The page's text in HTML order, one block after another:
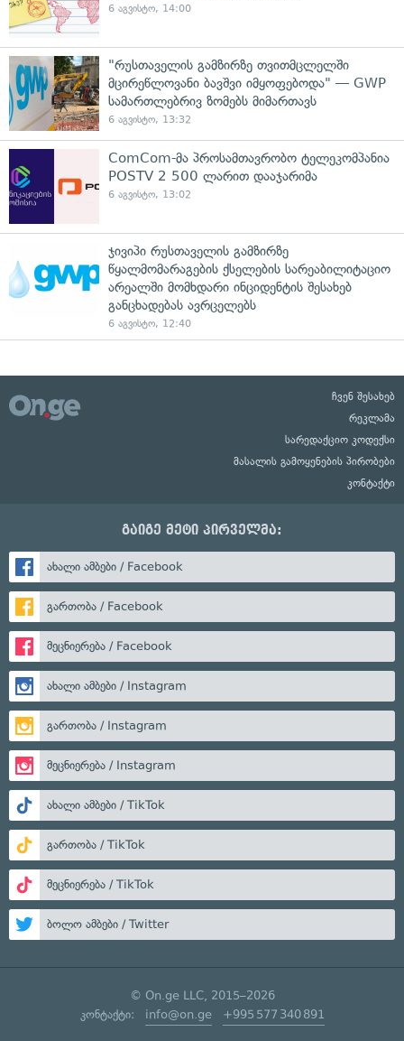
6 აგვისტო, 14:00
"რუსთაველის გამზირზე თვითმცლელში
მცირეწლოვანი ბავშვი იმყოფებოდა" — GWP
სამართლებრივ ზომებს მიმართავს
6 აგვისტო, 13:32
ComCom-მა პროსამთავრობო ტელეკომპანია
POSTV 2 500 ლარით დააჯარიმა
6 აგვისტო, 13:02
ჯივიპი რუსთაველის გამზირზე
წყალმომარაგების ქსელების სარეაბილიტაციო
არეალში მომხდარი ინციდენტის შესახებ
განცხადებას ავრცელებს
6 აგვისტო, 12:40
ჩვენ შესახებ
რეკლამა
სარედაქციო კოდექსი
მასალის გამოყენების პირობები
კონტაქტი
გაიგე მეტი პირველმა:
ახალი ამბები / Facebook
გართობა / Facebook
მეცნიერება / Facebook
ახალი ამბები / Instagram
გართობა / Instagram
მეცნიერება / Instagram
ახალი ამბები / TikTok
გართობა / TikTok
მეცნიერება / TikTok
ბოლო ამბები / Twitter
© On.ge LLC, 2015–2026
კონტაქტი: info@on.ge +995 577 340 891